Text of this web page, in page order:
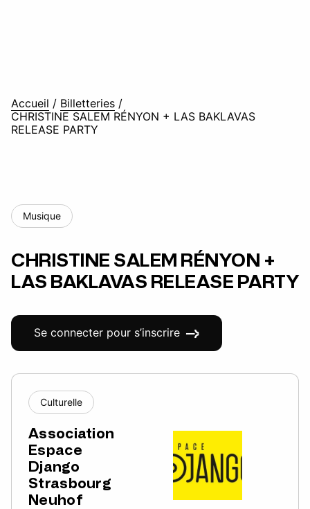
Accueil / Billetteries /
CHRISTINE SALEM RÉNYON + LAS BAKLAVAS
RELEASE PARTY
Musique
CHRISTINE SALEM RÉNYON +
LAS BAKLAVAS RELEASE PARTY
Se connecter pour s’inscrire
Culturelle
Association
Espace
Django
Strasbourg
Neuhof